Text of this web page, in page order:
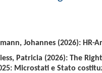
Johannes (2026):
Patricia (2026): The
Microstati e Stato